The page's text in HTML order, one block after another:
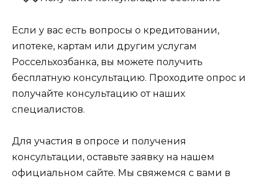
Если у вас есть вопросы о кредитовании,
ипотеке, картам или другим услугам
Россельхозбанка, вы можете получить
бесплатную консультацию. Проходите опрос и
получайте консультацию от наших
специалистов.
Для участия в опросе и получения
консультации, оставьте заявку на нашем
официальном сайте. Мы свяжемся с вами в